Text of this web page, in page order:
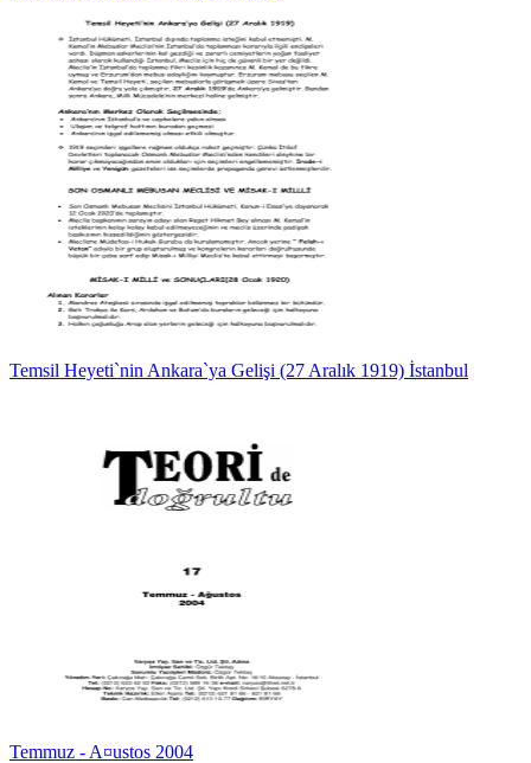
Temsil Heyeti`nin Ankara`ya Gelişi (27 Aralık 1919) İstanbul
Temmuz - A¤ustos 2004